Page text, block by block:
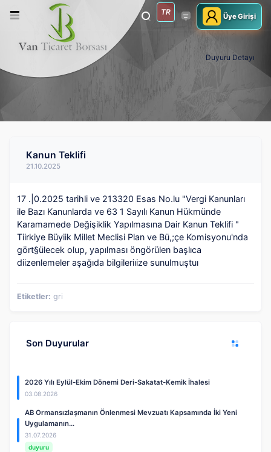
TR Üye Girişi
Duyuru Detayı
Kanun Teklifi
21.10.2025
17 .|0.2025 tarihli ve 213320 Esas No.lu "Vergi Kanunları
ile Bazı Kanunlarda ve 63 1 Sayılı Kanun Hükmünde
Karamamede Değişiklik Yapılmasına Dair Kanun Teklifi "
Tiirkiye Büyiik Millet Meclisi Plan ve Bü,;çe Komisyonu'nda
gört§ülecek olup, yapılması öngörülen başlıca
diizenlemeler aşağıda bilgileriıize sunulmuştuı
Etiketler: gri
Son Duyurular
2026 Yılı Eylül-Ekim Dönemi Deri-Sakatat-Kemik İhalesi
03.08.2026
AB Ormansızlaşmanın Önlenmesi Mevzuatı Kapsamında İki Yeni
Uygulamanın…
31.07.2026
duyuru